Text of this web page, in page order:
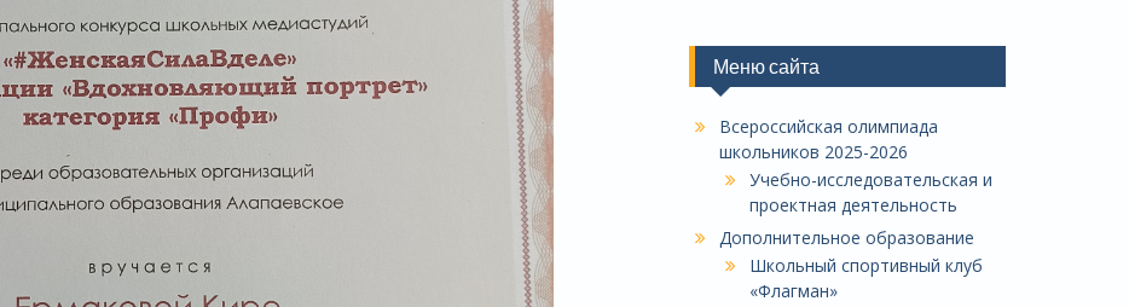
Меню сайта
Всероссийская олимпиада
школьников 2025-2026
Учебно-исследовательская и
проектная деятельность
Дополнительное образование
Школьный спортивный клуб
«Флагман»